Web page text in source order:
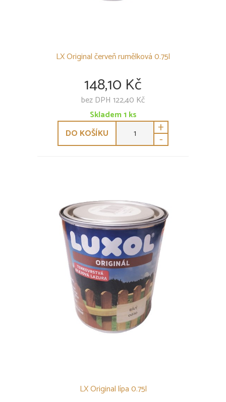
LX Original červeň rumělková 0.75l
148,10 Kč
bez DPH 122,40 Kč
Skladem1ks
DO KOŠÍKU
+
-
LX Original lípa 0.75l